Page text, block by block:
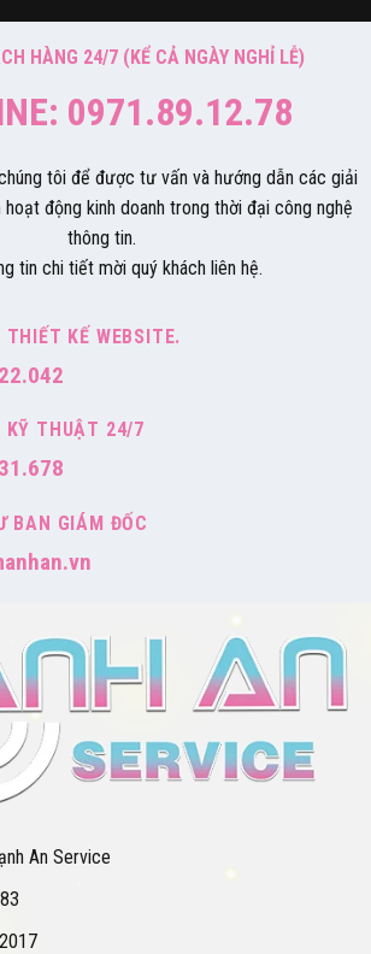
HÀNG 24/7 (KỂ CẢ NGÀY NGHỈ LỄ)
0971.89.12.78
tôi để được tư vấn và hướng dẫn các giải
động kinh doanh trong thời đại công nghệ
thông tin.
tin chi tiết mời quý khách liên hệ.
KẾ WEBSITE.
KỸ THUẬT 24/7
BAN GIÁM ĐỐC
An Service